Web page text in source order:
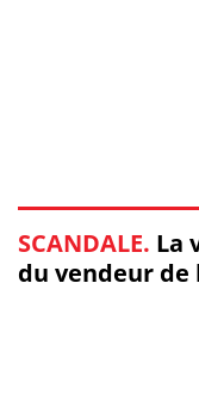
SCANDALE. La
du vendeur